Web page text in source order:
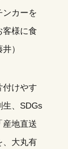
ンカーを
客様に食
）
付けやす
生、SDGs
産地直送
、大丸有